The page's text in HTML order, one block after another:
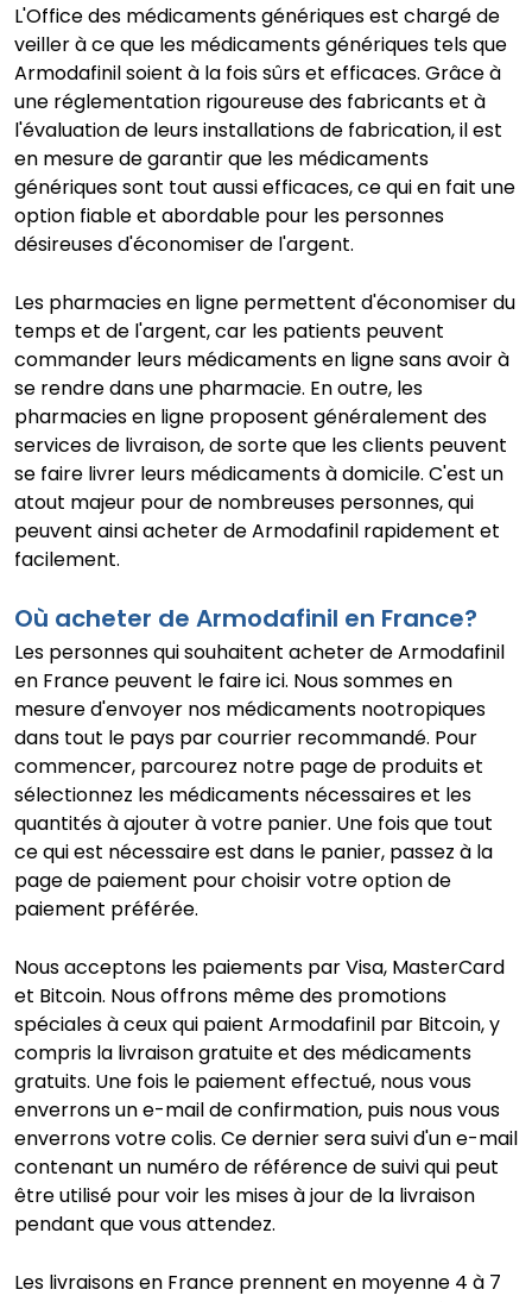
L'Office des médicaments génériques est chargé de
veiller à ce que les médicaments génériques tels que
Armodafinil soient à la fois sûrs et efficaces. Grâce à
une réglementation rigoureuse des fabricants et à
l'évaluation de leurs installations de fabrication, il est
en mesure de garantir que les médicaments
génériques sont tout aussi efficaces, ce qui en fait une
option fiable et abordable pour les personnes
désireuses d'économiser de l'argent.
Les pharmacies en ligne permettent d'économiser du
temps et de l'argent, car les patients peuvent
commander leurs médicaments en ligne sans avoir à
se rendre dans une pharmacie. En outre, les
pharmacies en ligne proposent généralement des
services de livraison, de sorte que les clients peuvent
se faire livrer leurs médicaments à domicile. C'est un
atout majeur pour de nombreuses personnes, qui
peuvent ainsi acheter de Armodafinil rapidement et
facilement.
Où acheter de Armodafinil en France?
Les personnes qui souhaitent acheter de Armodafinil
en France peuvent le faire ici. Nous sommes en
mesure d'envoyer nos médicaments nootropiques
dans tout le pays par courrier recommandé. Pour
commencer, parcourez notre page de produits et
sélectionnez les médicaments nécessaires et les
quantités à ajouter à votre panier. Une fois que tout
ce qui est nécessaire est dans le panier, passez à la
page de paiement pour choisir votre option de
paiement préférée.
Nous acceptons les paiements par Visa, MasterCard
et Bitcoin. Nous offrons même des promotions
spéciales à ceux qui paient Armodafinil par Bitcoin, y
compris la livraison gratuite et des médicaments
gratuits. Une fois le paiement effectué, nous vous
enverrons un e-mail de confirmation, puis nous vous
enverrons votre colis. Ce dernier sera suivi d'un e-mail
contenant un numéro de référence de suivi qui peut
être utilisé pour voir les mises à jour de la livraison
pendant que vous attendez.
Les livraisons en France prennent en moyenne 4 à 7